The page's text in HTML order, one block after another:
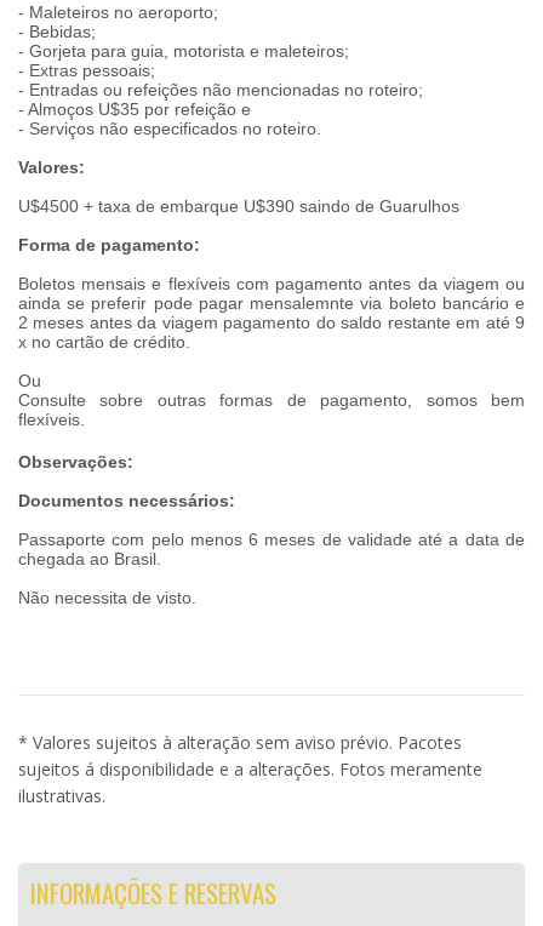
- Maleteiros no aeroporto;
- Bebidas;
- Gorjeta para guia, motorista e maleteiros;
- Extras pessoais;
- Entradas ou refeições não mencionadas no roteiro;
- Almoços U$35 por refeição e
- Serviços não especificados no roteiro.
Valores:
U$4500 + taxa de embarque U$390 saindo de Guarulhos
Forma de pagamento:
Boletos mensais e flexíveis com pagamento antes da viagem ou
ainda se preferir pode pagar mensalemnte via boleto bancário e
2 meses antes da viagem pagamento do saldo restante em até 9
x no cartão de crédito.
Ou
Consulte sobre outras formas de pagamento, somos bem
flexíveis.
Observações:
Documentos necessários:
Passaporte com pelo menos 6 meses de validade até a data de
chegada ao Brasil.
Não necessita de visto.
* Valores sujeitos à alteração sem aviso prévio. Pacotes
sujeitos á disponibilidade e a alterações. Fotos meramente
ilustrativas.
INFORMAÇÕES E RESERVAS